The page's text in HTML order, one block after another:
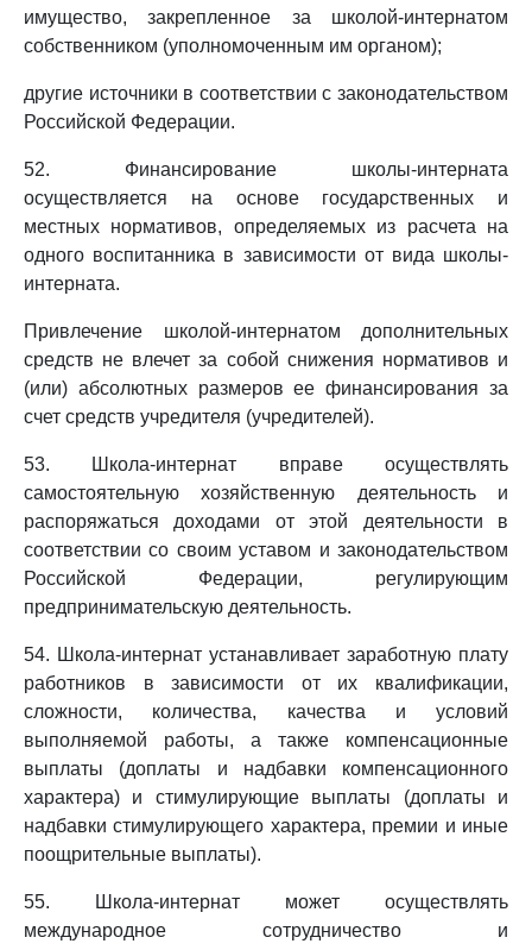
имущество, закрепленное за школой-интернатом
собственником (уполномоченным им органом);
другие источники в соответствии с законодательством
Российской Федерации.
52. Финансирование школы-интерната
осуществляется на основе государственных и
местных нормативов, определяемых из расчета на
одного воспитанника в зависимости от вида школы-
интерната.
Привлечение школой-интернатом дополнительных
средств не влечет за собой снижения нормативов и
(или) абсолютных размеров ее финансирования за
счет средств учредителя (учредителей).
53. Школа-интернат вправе осуществлять
самостоятельную хозяйственную деятельность и
распоряжаться доходами от этой деятельности в
соответствии со своим уставом и законодательством
Российской Федерации, регулирующим
предпринимательскую деятельность.
54. Школа-интернат устанавливает заработную плату
работников в зависимости от их квалификации,
сложности, количества, качества и условий
выполняемой работы, а также компенсационные
выплаты (доплаты и надбавки компенсационного
характера) и стимулирующие выплаты (доплаты и
надбавки стимулирующего характера, премии и иные
поощрительные выплаты).
55. Школа-интернат может осуществлять
международное сотрудничество и